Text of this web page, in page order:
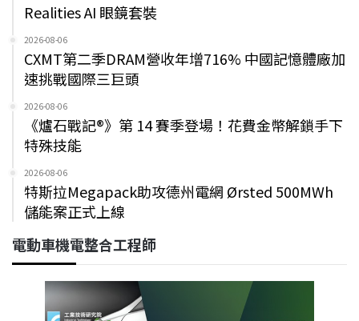
Realities AI 眼鏡套裝
2026-08-06
CXMT第二季DRAM營收年增716% 中國記憶體廠加
速挑戰國際三巨頭
2026-08-06
《爐石戰記®》第 14 賽季登場！花費金幣解鎖手下
特殊技能
2026-08-06
特斯拉Megapack助攻德州電網 Ørsted 500MWh
儲能案正式上線
電動車機電整合工程師